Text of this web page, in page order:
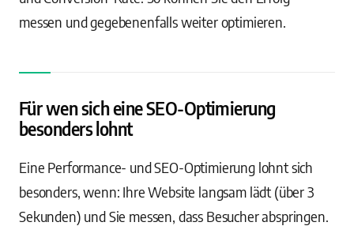
messen und gegebenenfalls weiter optimieren.
Für wen sich eine SEO-Optimierung
besonders lohnt
Eine Performance- und SEO-Optimierung lohnt sich
besonders, wenn: Ihre Website langsam lädt (über 3
Sekunden) und Sie messen, dass Besucher abspringen.